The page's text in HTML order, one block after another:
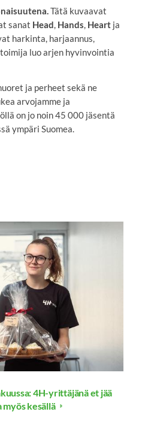
Tätä kuvaavat
sanat Head, Hands, Heartja
harkinta, harjaannus,
luo arjen hyvinvointia
ja perheet sekä ne
arvojamme ja
on jo noin 45 000 jäsentä
ympäri Suomea.
4H-yrittäjänä et jää
kesällä